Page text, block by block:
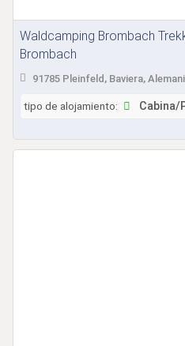
Waldcamping Brombach
Brombach
91785 Pleinfeld, Baviera,
tipo de alojamiento: Cabina/